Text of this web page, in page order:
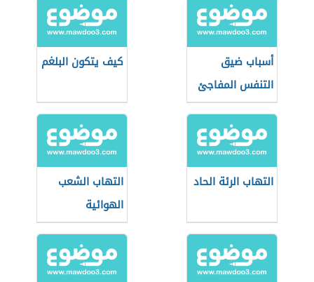
أسباب ضيق
التنفس المفاجئ
كيف يتكون البلغم
التهاب الرئة الحاد
التهاب الشعب
الهوائية